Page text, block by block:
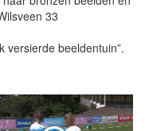
33
versierde beeldentuin”.